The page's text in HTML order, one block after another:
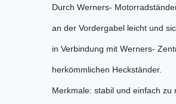
Durch Werners-
an der Vordergabel leicht und
in Verbindung mit Werners-
herkömmlichen Heckständer.
Merkmale: stabil und einfach zu